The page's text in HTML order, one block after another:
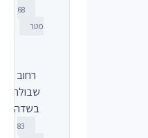
68
מטר
רחוב
שבולת
בשדה
83